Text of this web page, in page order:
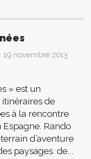
19 novembre 2013
» est un
de
à la rencontre
Espagne. Rando
d’aventure
paysages. de...